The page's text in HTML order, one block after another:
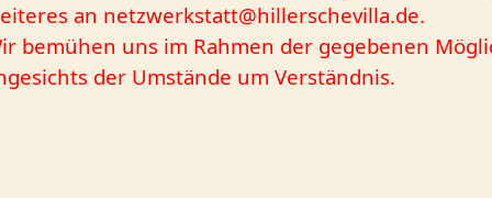
an netzwerkstatt@hillerschevilla.de.
bemühen uns im Rahmen der gegebenen
der Umstände um Verständnis.